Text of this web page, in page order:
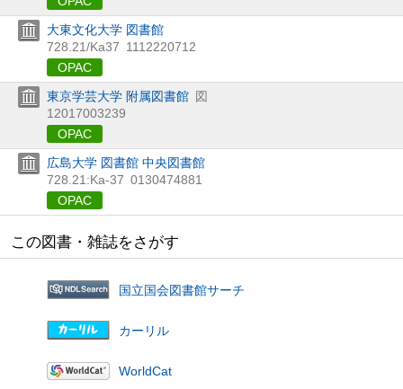
大東文化大学 図書館
728.21/Ka37 1112220712
OPAC
東京学芸大学 附属図書館 図
12017003239
OPAC
広島大学 図書館 中央図書館
728.21:Ka-37 0130474881
OPAC
この図書・雑誌をさがす
国立国会図書館サーチ
カーリル
WorldCat